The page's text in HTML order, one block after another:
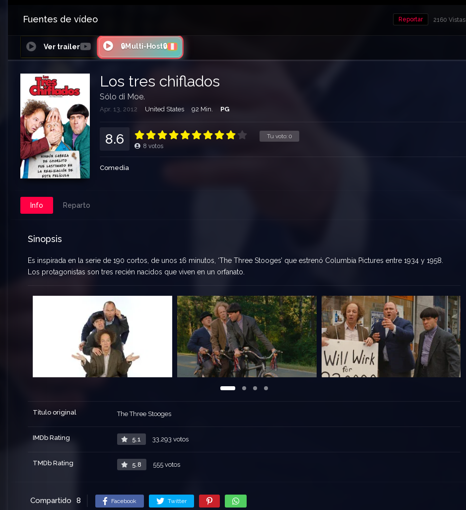
Fuentes de vídeo 2160 Vistas
Reportar
Ver trailer 🔒Multi-Host🔒
Los tres chiflados
Sólo di Moe.
Apr. 13, 2012 United States 92 Min. PG
Tu voto: 0
8.6 8 votos
Comedia
Info Reparto
Sinopsis
Es inspirada en la serie de 190 cortos, de unos 16 minutos, ‘The Three Stooges’ que estrenó Columbia Pictures entre 1934 y 1958.
Los protagonistas son tres recién nacidos que viven en un orfanato.
Título original The Three Stooges
IMDb Rating 5.1 33,293 votos
TMDb Rating 5.8 555 votos
Compartido 8 Facebook Twitter